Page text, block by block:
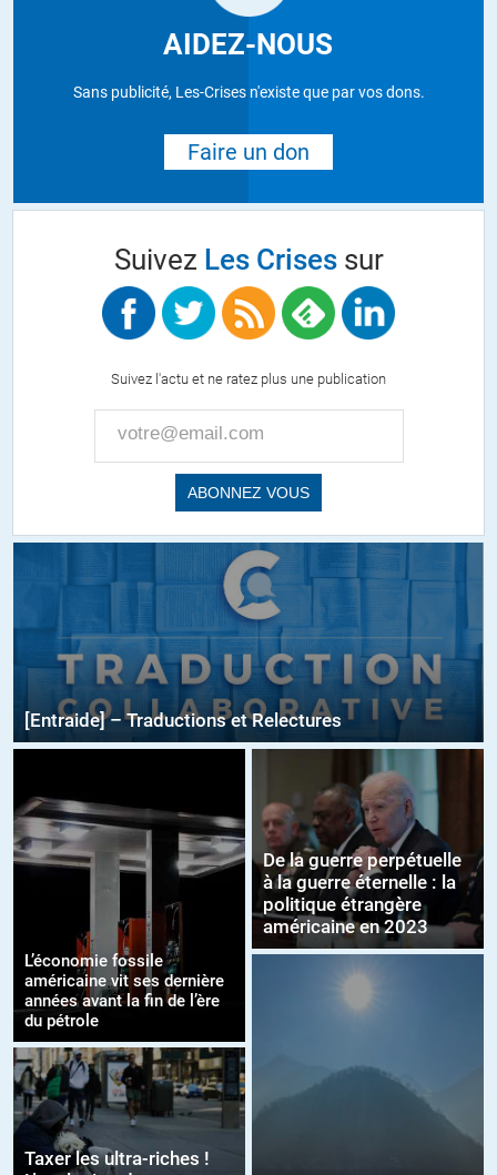
AIDEZ-NOUS
Sans publicité, Les-Crises n'existe que par vos dons.
Faire un don
Suivez Les Crisessur
Suivez l'actu et ne ratez plus une publication
[Entraide] – Traductions et Relectures
L’économie fossile
américaine vit ses dernière
années avant la fin de l’ère
du pétrole
Taxer les ultra-riches !
De la guerre perpétuelle
à la guerre éternelle : la
politique étrangère
américaine en 2023